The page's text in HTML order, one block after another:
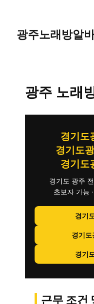
광주노래방알
광주 노래
경기도
경기도
경기도
경기도 광주
초보자 가능
경기
경기도
경기
근무 조건